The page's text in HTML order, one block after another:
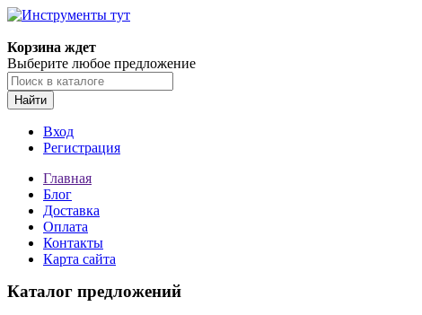
Корзина ждет
Выберите любое предложение
Найти
Вход
Регистрация
Главная
Блог
Доставка
Оплата
Контакты
Карта сайта
Каталог предложений